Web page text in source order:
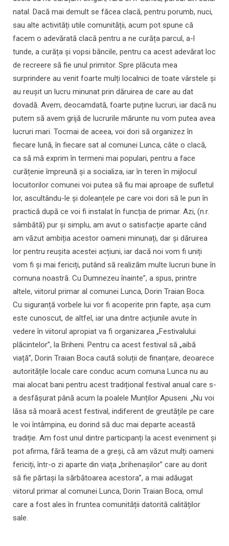
natal. Dacă mai demult se făcea clacă, pentru porumb, nuci,
sau alte activități utile comunității, acum pot spune că
facem o adevărată clacă pentru a ne curăța parcul, a-l
tunde, a curăța și vopsi băncile, pentru ca acest adevărat loc
de recreere să fie unul primitor. Spre plăcuta mea
surprindere au venit foarte mulți localnici de toate vârstele și
au reușit un lucru minunat prin dăruirea de care au dat
dovadă. Avem, deocamdată, foarte puține lucruri, iar dacă nu
putem să avem grijă de lucrurile mărunte nu vom putea avea
lucruri mari. Tocmai de aceea, voi dori să organizez în
fiecare lună, în fiecare sat al comunei Lunca, câte o clacă,
ca să mă exprim în termeni mai populari, pentru a face
curățenie împreună și a socializa, iar în teren în mijlocul
locuitorilor comunei voi putea să fiu mai aproape de sufletul
lor, ascultându-le și doleanțele pe care voi dori să le pun în
practică după ce voi fi instalat în funcția de primar. Azi, (n.r.
sâmbătă) pur și simplu, am avut o satisfacție aparte când
am văzut ambiția acestor oameni minunați, dar și dăruirea
lor pentru reușita acestei acțiuni, iar dacă noi vom fi uniți
vom fi și mai fericiți, putând să realizăm multe lucruri bune în
comuna noastră. Cu Dumnezeu înainte”, a spus, printre
altele, viitorul primar al comunei Lunca, Dorin Traian Boca.
Cu siguranță vorbele lui vor fi acoperite prin fapte, așa cum
este cunoscut, de altfel, iar una dintre acțiunile avute în
vedere în viitorul apropiat va fi organizarea „Festivalului
plăcintelor”, la Briheni. Pentru ca acest festival să „aibă
viață”, Dorin Traian Boca caută soluții de finanțare, deoarece
autoritățile locale care conduc acum comuna Lunca nu au
mai alocat bani pentru acest tradițional festival anual care s-
a desfășurat până acum la poalele Munților Apuseni. „Nu voi
lăsa să moară acest festival, indiferent de greutățile pe care
le voi întâmpina, eu dorind să duc mai departe această
tradiție. Am fost unul dintre participanți la acest eveniment și
pot afirma, fără teama de a greși, că am văzut mulți oameni
fericiți, într-o zi aparte din viața „brihenașilor” care au dorit
să fie părtași la sărbătoarea acestora”, a mai adăugat
viitorul primar al comunei Lunca, Dorin Traian Boca, omul
care a fost ales în fruntea comunității datorită calităților
sale.